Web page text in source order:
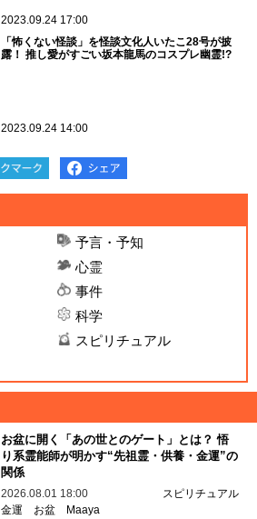
2023.09.24 17:00
「怖くない怪談」を怪談文化人いたこ28号が披
露！ 推し愛がすごい坂本龍馬のコスプレ幽霊!?
2023.09.24 14:00
予言・予知
心霊
事件
科学
スピリチュアル
お盆に開く「あの世とのゲート」とは？ 悟
り系霊能師が明かす“先祖霊・供養・金運”の
関係
2026.08.01 18:00
スピリチュアル
金運
お盆
Maaya